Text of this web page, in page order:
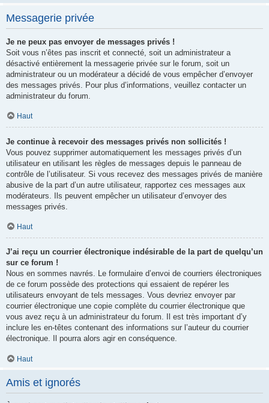
Messagerie privée
Je ne peux pas envoyer de messages privés !
Soit vous n’êtes pas inscrit et connecté, soit un administrateur a
désactivé entièrement la messagerie privée sur le forum, soit un
administrateur ou un modérateur a décidé de vous empêcher d’envoyer
des messages privés. Pour plus d’informations, veuillez contacter un
administrateur du forum.
Haut
Je continue à recevoir des messages privés non sollicités !
Vous pouvez supprimer automatiquement les messages privés d’un
utilisateur en utilisant les règles de messages depuis le panneau de
contrôle de l’utilisateur. Si vous recevez des messages privés de manière
abusive de la part d’un autre utilisateur, rapportez ces messages aux
modérateurs. Ils peuvent empêcher un utilisateur d’envoyer des
messages privés.
Haut
J’ai reçu un courrier électronique indésirable de la part de quelqu’un
sur ce forum !
Nous en sommes navrés. Le formulaire d’envoi de courriers électroniques
de ce forum possède des protections qui essaient de repérer les
utilisateurs envoyant de tels messages. Vous devriez envoyer par
courrier électronique une copie complète du courrier électronique que
vous avez reçu à un administrateur du forum. Il est très important d’y
inclure les en-têtes contenant des informations sur l’auteur du courrier
électronique. Il pourra alors agir en conséquence.
Haut
Amis et ignorés